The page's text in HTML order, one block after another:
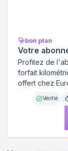
bon plan
Votre
Profitez de
forfait
offert chez
Vérifié